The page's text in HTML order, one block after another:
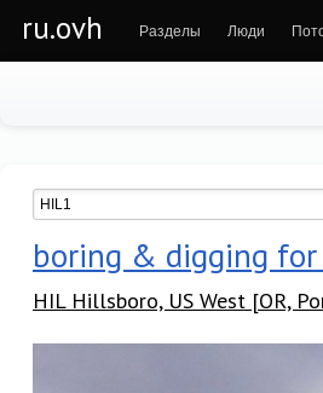
ru.ovh Разделы Люди
boring & digging
HIL Hillsboro, US West [OR,